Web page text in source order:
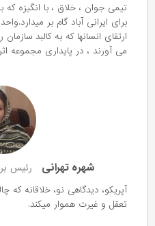
تیمی جوان ، خلاق ، با انگیزه
برای ایرانی آباد گام بر
ارتقای انسانها که به کالبد
می آورند ، در پایداری مجموعه
شهره تهرانی
رئیس
آپریکو، دیدگاهی نو، خلاقانه
تعقل و غیرت هموار میکند.